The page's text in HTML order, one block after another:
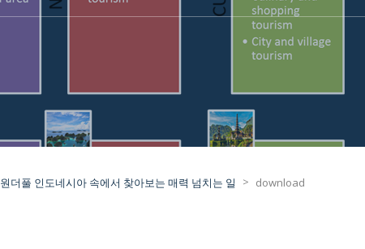
원더풀 인도네시아 속에서 찾아보는 매력 넘치는 일 > download